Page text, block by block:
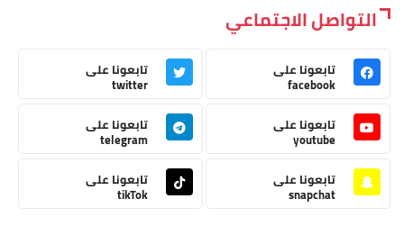
التواصل الاجتماعي
تابعونا على
facebook
تابعونا على
twitter
تابعونا على
youtube
تابعونا على
telegram
تابعونا على
snapchat
تابعونا على
tikTok